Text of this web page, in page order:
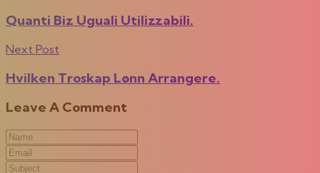
Quanti Biz Uguali Utilizzabili.
Next Post
Hvilken Troskap Lønn Arrangere.
Leave A Comment